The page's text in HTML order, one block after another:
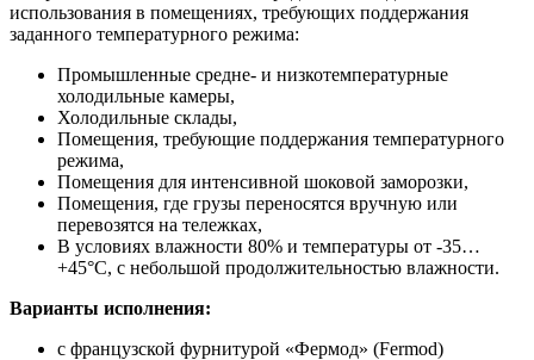
использования в помещениях, требующих поддержания
заданного температурного режима:
Промышленные средне- и низкотемпературные
холодильные камеры,
Холодильные склады,
Помещения, требующие поддержания температурного
режима,
Помещения для интенсивной шоковой заморозки,
Помещения, где грузы переносятся вручную или
перевозятся на тележках,
В условиях влажности 80% и температуры от -35…
+45°С, с небольшой продолжительностью влажности.
Варианты исполнения:
с французской фурнитурой «Фермод» (Fermod)